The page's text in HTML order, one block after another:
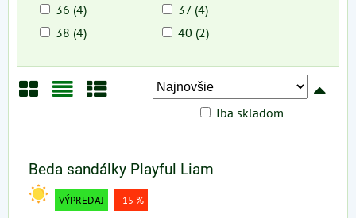
36 (4)
37 (4)
38 (4)
40 (2)
Iba skladom
Beda sandálky Playful Liam
VÝPREDAJ -15 %